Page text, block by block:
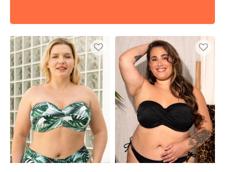
Multiway-
Bikini-
Top
Monaco
Bali
Multiway-
Bikini-
Top
Monaco
Loop
Black